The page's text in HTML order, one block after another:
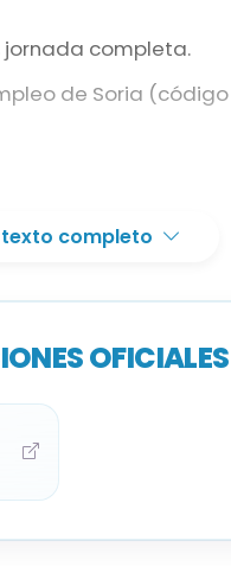
completa.
de Soria
la Oficina virtual
para
texto completo
OFICIALES